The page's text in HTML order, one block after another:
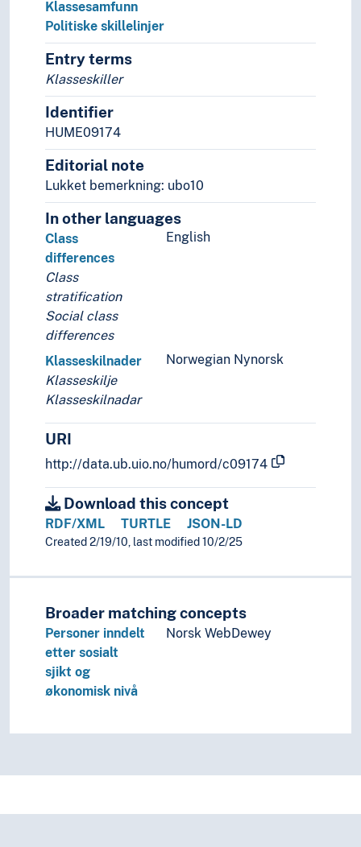
Klassesamfunn
Politiske skillelinjer
Entry terms
Klasseskiller
Identifier
HUME09174
Editorial note
Lukket bemerkning: ubo10
In other languages
English
Class
differences
Class
stratification
Social class
differences
Norwegian Nynorsk
Klasseskilnader
Klasseskilje
Klasseskilnadar
URI
http://data.ub.uio.no/humord/c09174
Download this concept
RDF/XML TURTLE JSON-LD
Created 2/19/10, last modified 10/2/25
Broader matching concepts
Personer inndelt
etter sosialt
sjikt og
økonomisk nivå
Norsk WebDewey